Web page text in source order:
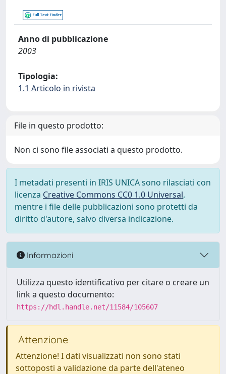
Anno di pubblicazione
2003
Tipologia:
1.1 Articolo in rivista
File in questo prodotto:
Non ci sono file associati a questo prodotto.
I metadati presenti in IRIS UNICA sono rilasciati con
licenza Creative Commons CC0 1.0 Universal,
mentre i file delle pubblicazioni sono protetti da
diritto d'autore, salvo diversa indicazione.
Informazioni
Utilizza questo identificativo per citare o creare un
link a questo documento:
https://hdl.handle.net/11584/105607
Attenzione
Attenzione! I dati visualizzati non sono stati
sottoposti a validazione da parte dell'ateneo